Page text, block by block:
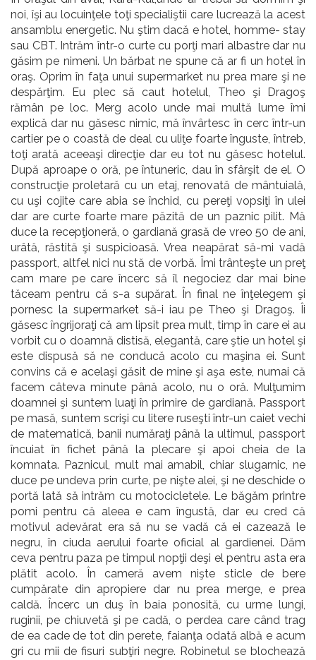
noi, îşi au locuinţele toţi specialiştii care lucrează la acest
ansamblu energetic. Nu ştim dacă e hotel, homme- stay
sau CBT. Intrăm într-o curte cu porţi mari albastre dar nu
găsim pe nimeni. Un bărbat ne spune că ar fi un hotel în
oraş. Oprim în faţa unui supermarket nu prea mare şi ne
despărţim. Eu plec să caut hotelul, Theo şi Dragoş
rămân pe loc. Merg acolo unde mai multă lume îmi
explică dar nu găsesc nimic, mă învârtesc în cerc într-un
cartier pe o coastă de deal cu uliţe foarte înguste, întreb,
toţi arată aceeaşi direcţie dar eu tot nu găsesc hotelul.
După aproape o oră, pe întuneric, dau în sfârşit de el. O
construcţie proletară cu un etaj, renovată de mântuială,
cu uşi cojite care abia se închid, cu pereţi vopsiţi în ulei
dar are curte foarte mare păzită de un paznic pilit. Mă
duce la recepţioneră, o gardiană grasă de vreo 50 de ani,
urâtă, răstită şi suspicioasă. Vrea neapărat să-mi vadă
passport, altfel nici nu stă de vorbă. Îmi trânteşte un preţ
cam mare pe care încerc să îl negociez dar mai bine
tăceam pentru că s-a supărat. În final ne înţelegem şi
pornesc la supermarket să-i iau pe Theo şi Dragoş. Îi
găsesc îngrijoraţi că am lipsit prea mult, timp în care ei au
vorbit cu o doamnă distisă, elegantă, care ştie un hotel şi
este dispusă să ne conducă acolo cu maşina ei. Sunt
convins că e acelaşi găsit de mine şi aşa este, numai că
facem câteva minute până acolo, nu o oră. Mulţumim
doamnei şi suntem luaţi în primire de gardiană. Passport
pe masă, suntem scrişi cu litere ruseşti într-un caiet vechi
de matematică, banii număraţi până la ultimul, passport
încuiat în fichet până la plecare şi apoi cheia de la
komnata. Paznicul, mult mai amabil, chiar slugarnic, ne
duce pe undeva prin curte, pe nişte alei, şi ne deschide o
portă lată să intrăm cu motocicletele. Le băgăm printre
pomi pentru că aleea e cam îngustă, dar eu cred că
motivul adevărat era să nu se vadă că ei cazează le
negru, în ciuda aerului foarte oficial al gardienei. Dăm
ceva pentru paza pe timpul nopţii deşi el pentru asta era
plătit acolo. În cameră avem nişte sticle de bere
cumpărate din apropiere dar nu prea merge, e prea
caldă. Încerc un duş în baia ponosită, cu urme lungi,
ruginii, pe chiuvetă şi pe cadă, o perdea care când trag
de ea cade de tot din perete, faianţa odată albă e acum
gri cu mii de fisuri subţiri negre. Robinetul se blochează